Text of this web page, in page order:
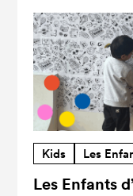
Kids Les
Les Enfants